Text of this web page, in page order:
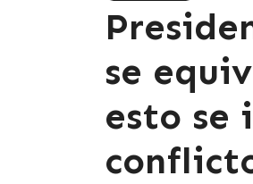
se
esto se